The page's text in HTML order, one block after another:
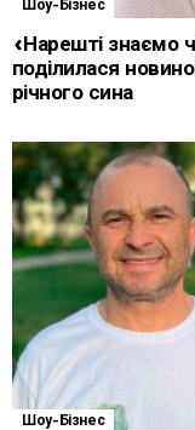
Шоу-Бізнес
«Нарешті знаємо
поділилася
річного сина
Шоу-Бізнес